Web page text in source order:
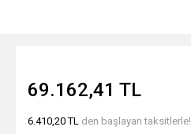
69.162,41 TL
6.410,20 TL den başlayan taksitlerle!